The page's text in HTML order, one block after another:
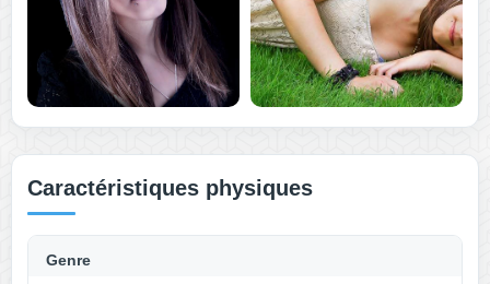
Caractéristiques physiques
Genre